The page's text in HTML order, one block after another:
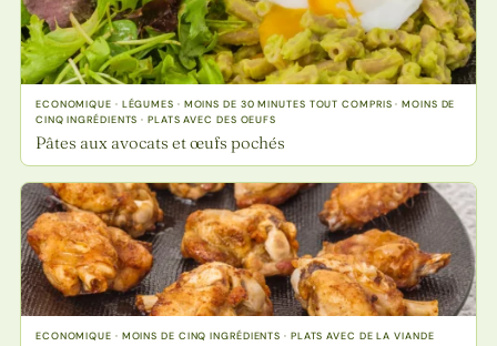
ECONOMIQUE · LÉGUMES · MOINS DE 30 MINUTES TOUT COMPRIS · MOINS DE
CINQ INGRÉDIENTS · PLATS AVEC DES OEUFS
Pâtes aux avocats et œufs pochés
ECONOMIQUE · MOINS DE CINQ INGRÉDIENTS · PLATS AVEC DE LA VIANDE